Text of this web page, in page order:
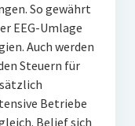
So gewährt
EEG-Umlage
Auch werden
Steuern für
Betriebe
Belief sich